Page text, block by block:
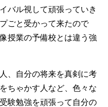
バル視して頑張っていき
ごと受かって来たので
授業の予備校とは違う強
、自分の将来を真剣に考
ちゃかす人など、色々な
験勉強を頑張って自分の